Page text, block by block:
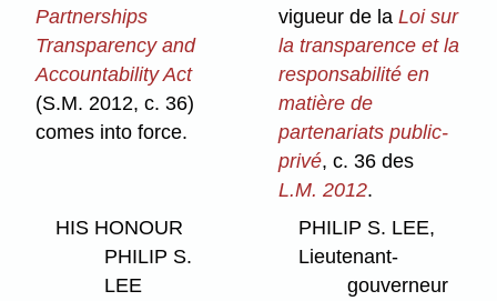
Partnerships
Transparency and
Accountability Act
(S.M. 2012, c. 36)
comes into force.
vigueur de laLoi sur
la transparence et la
responsabilité en
matière de
partenariats public-
privé, c. 36 des
L.M. 2012.
HIS HONOUR
PHILIP S.
LEE
PHILIP S. LEE,
Lieutenant-
gouverneur